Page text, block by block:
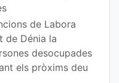
de Labora
de Dénia la
desocupades
els pròxims deu